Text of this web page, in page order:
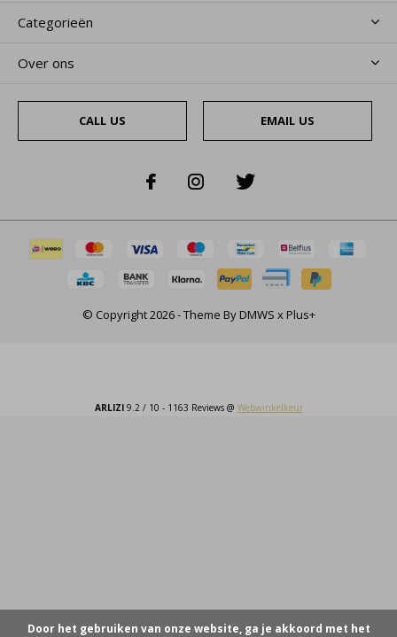
Categorieën
Over ons
CALL US EMAIL US
© Copyright2026- Theme ByDMWS xPlus+
ARLIZI9.2/ 10 - 1163 Reviews @ Webwinkelkeur
Door het gebruiken van onze website, ga je akkoord met het